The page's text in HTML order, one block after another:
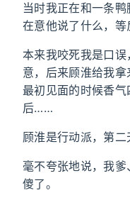
当时我正在和一条
在意他说了什么，等
本来我咬死我是口
意，后来顾淮给我
最初见面的时候香
后……
顾淮是行动派，第二
毫不夸张地说，我
傻了。